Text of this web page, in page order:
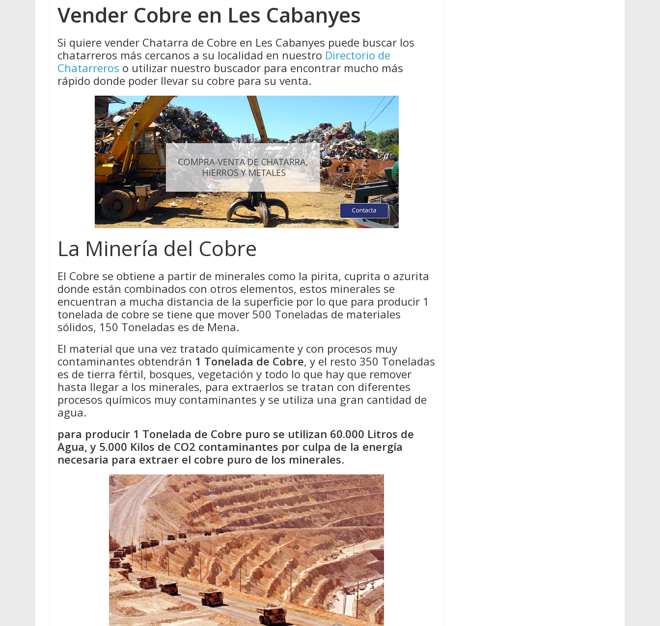
Vender Cobre en Les Cabanyes
Si quiere vender Chatarra de Cobre en Les Cabanyes puede buscar los
chatarreros más cercanos a su localidad en nuestro Directorio de
Chatarreros o utilizar nuestro buscador para encontrar mucho más
rápido donde poder llevar su cobre para su venta.
La Minería del Cobre
El Cobre se obtiene a partir de minerales como la pirita, cuprita o azurita
donde están combinados con otros elementos, estos minerales se
encuentran a mucha distancia de la superficie por lo que para producir 1
tonelada de cobre se tiene que mover 500 Toneladas de materiales
sólidos, 150 Toneladas es de Mena.
El material que una vez tratado químicamente y con procesos muy
contaminantes obtendrán 1 Tonelada de Cobre, y el resto 350 Toneladas
es de tierra fértil, bosques, vegetación y todo lo que hay que remover
hasta llegar a los minerales, para extraerlos se tratan con diferentes
procesos químicos muy contaminantes y se utiliza una gran cantidad de
agua.
para producir 1 Tonelada de Cobre puro se utilizan 60.000 Litros de
Agua, y 5.000 Kilos de CO2 contaminantes por culpa de la energía
necesaria para extraer el cobre puro de los minerales.